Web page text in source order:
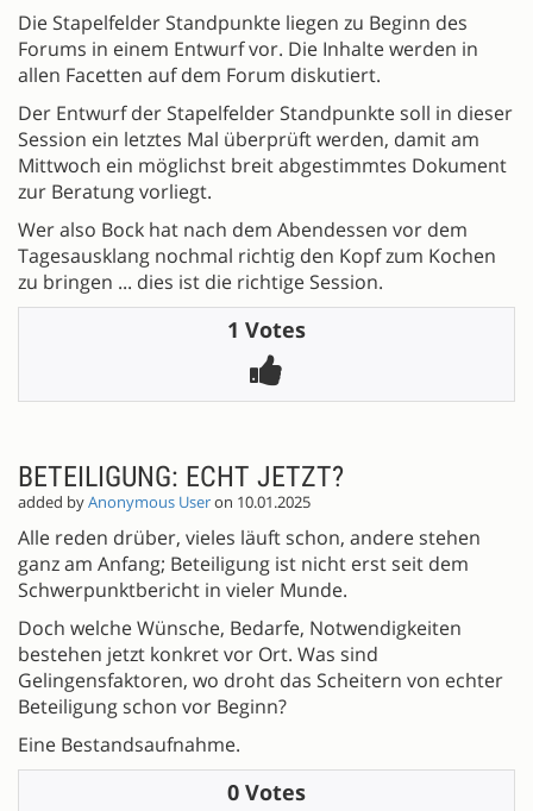
Die Stapelfelder Standpunkte liegen zu Beginn des
Forums in einem Entwurf vor. Die Inhalte werden in
allen Facetten auf dem Forum diskutiert.
Der Entwurf der Stapelfelder Standpunkte soll in dieser
Session ein letztes Mal überprüft werden, damit am
Mittwoch ein möglichst breit abgestimmtes Dokument
zur Beratung vorliegt.
Wer also Bock hat nach dem Abendessen vor dem
Tagesausklang nochmal richtig den Kopf zum Kochen
zu bringen ... dies ist die richtige Session.
1 Votes
BETEILIGUNG: ECHT JETZT?
added byAnonymous Useron 10.01.2025
Alle reden drüber, vieles läuft schon, andere stehen
ganz am Anfang; Beteiligung ist nicht erst seit dem
Schwerpunktbericht in vieler Munde.
Doch welche Wünsche, Bedarfe, Notwendigkeiten
bestehen jetzt konkret vor Ort. Was sind
Gelingensfaktoren, wo droht das Scheitern von echter
Beteiligung schon vor Beginn?
Eine Bestandsaufnahme.
0 Votes